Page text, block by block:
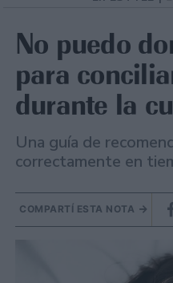
No puedo
para
durante la
Una guía de
correctamente en
COMPARTÍ ESTA NOTA